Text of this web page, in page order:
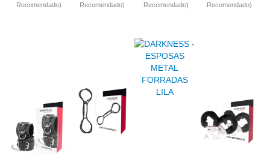
Recomendado)
Recomendado)
Recomendado)
Recomendado)